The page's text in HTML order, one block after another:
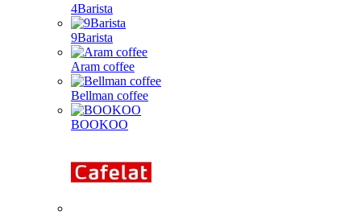
4Barista
9Barista
Aram coffee
Bellman coffee
BOOKOO